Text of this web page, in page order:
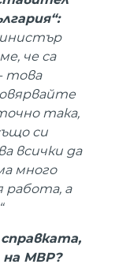
че са
това
така,
си
всички да
много
а
на МВР?